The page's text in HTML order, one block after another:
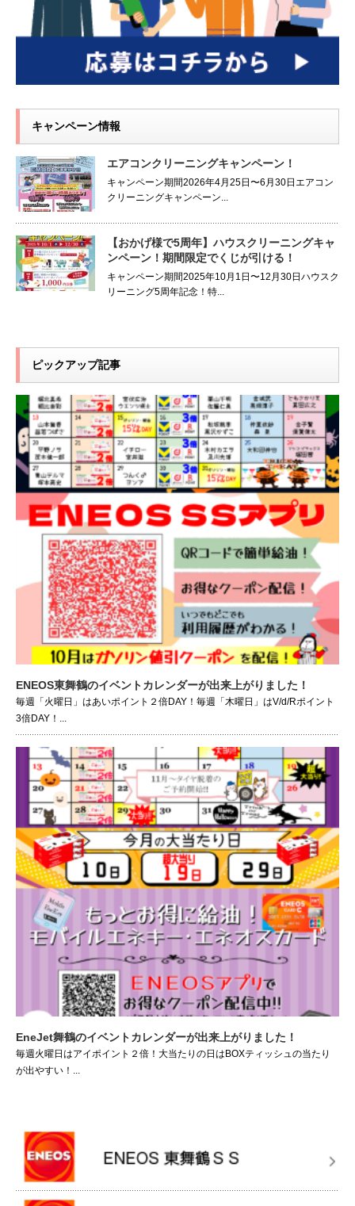
キャンペーン情報
エアコンクリーニングキャンペーン！
キャンペーン期間2026年4月25日〜6月30日エアコン
クリーニングキャンペーン...
【おかげ様で5周年】ハウスクリーニングキャ
ンペーン！期間限定でくじが引ける！
キャンペーン期間2025年10月1日〜12月30日ハウスク
リーニング5周年記念！特...
ピックアップ記事
ENEOS東舞鶴のイベントカレンダーが出来上がりました！
毎週「火曜日」はあいポイント２倍DAY！毎週「木曜日」はV/d/Rポイント
3倍DAY！...
EneJet舞鶴のイベントカレンダーが出来上がりました！
毎週火曜日はアイポイント２倍！大当たりの日はBOXティッシュの当たり
が出やすい！...